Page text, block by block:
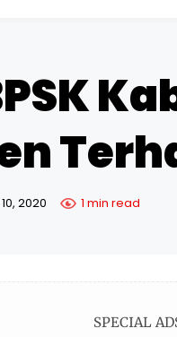
2020 1 min read
SPECIAL